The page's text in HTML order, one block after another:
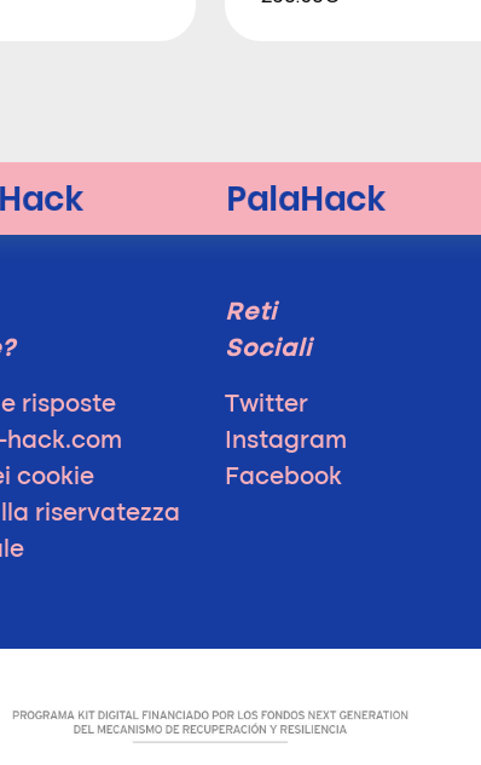
risposte
hack.com
cookie
riservatezza
Reti
Sociali
Twitter
Instagram
Facebook